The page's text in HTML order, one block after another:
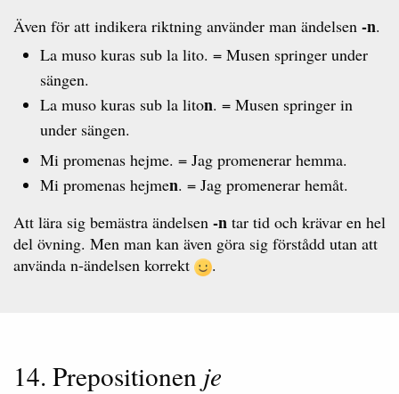
Även för att indikera riktning använder man ändelsen -n.
La muso kuras sub la lito. = Musen springer under
sängen.
La muso kuras sub la liton. = Musen springer in
under sängen.
Mi promenas hejme. = Jag promenerar hemma.
Mi promenas hejmen. = Jag promenerar hemåt.
Att lära sig bemästra ändelsen -n tar tid och krävar en hel
del övning. Men man kan även göra sig förstådd utan att
använda n-ändelsen korrekt
.
14. Prepositionen je